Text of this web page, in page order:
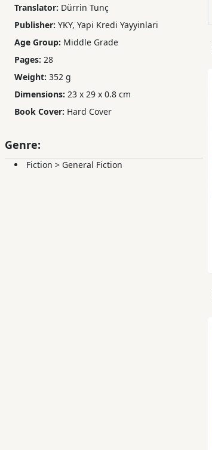
Educational
Books
Ferdosi
Publishing
Subscription
Services
Translator: Dürrin Tunç
Publisher: YKY, Yapi Kredi Yayyinlari
Age Group: Middle Grade
Pages: 28
Weight: 352 g
Dimensions: 23 x 29 x 0.8 cm
Book Cover: Hard Cover
Genre:
Fiction > General Fiction